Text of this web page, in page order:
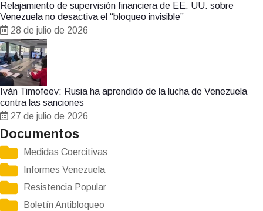
Relajamiento de supervisión financiera de EE. UU. sobre
Venezuela no desactiva el “bloqueo invisible”
28 de julio de 2026
Iván Timofeev: Rusia ha aprendido de la lucha de Venezuela
contra las sanciones
27 de julio de 2026
Documentos
Medidas Coercitivas
Informes Venezuela
Resistencia Popular
Boletín Antibloqueo